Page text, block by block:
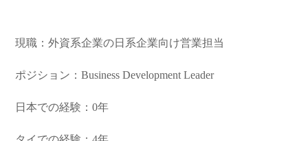
現職：外資系企業の日系企業向け営業担当
ポジション：Business Development Leader
日本での経験：0年